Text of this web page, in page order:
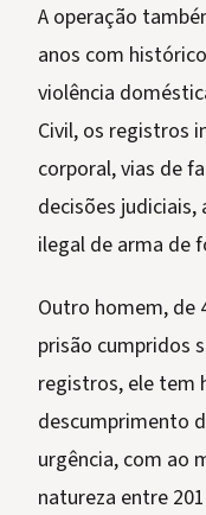
A operação
anos com
violência
Civil, os registros
corporal, vias de
decisões
ilegal de arma de
Outro homem, de
prisão cumpridos
registros, ele tem
descumprimento
urgência, com ao
natureza entre